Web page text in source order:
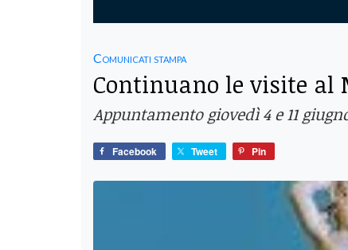
Comunicati stampa
Continuano le visite al
Appuntamento giovedì 4 e 11
Facebook Tweet Pin